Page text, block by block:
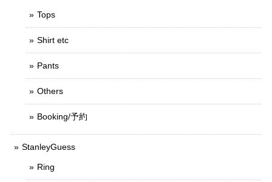
Tops
Shirt etc
Pants
Others
Booking/予約
StanleyGuess
Ring